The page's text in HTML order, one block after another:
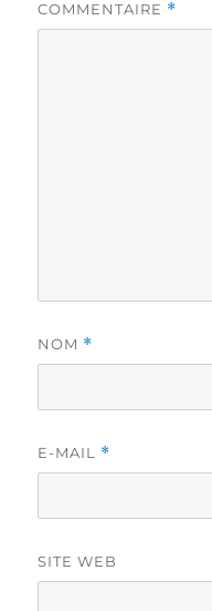
COMMENTAIRE *
NOM *
E-MAIL *
SITE WEB